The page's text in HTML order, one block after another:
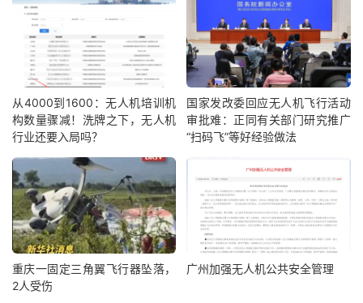
从4000到1600：无人机培训机
构数量骤减！洗牌之下，无人机
行业还要入局吗？
国家发改委回应无人机飞行活动
审批难：正同有关部门研究推广
“扫码飞”等好经验做法
重庆一固定三角翼飞行器坠落，
2人受伤
广州加强无人机公共安全管理